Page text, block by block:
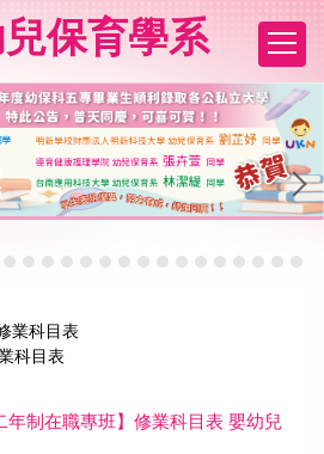
保育學系
業科目表
科目表
年制在職專班】修業科目表 嬰幼兒